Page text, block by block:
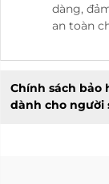
dàng,
an toàn
Chính sách bảo
dành cho người